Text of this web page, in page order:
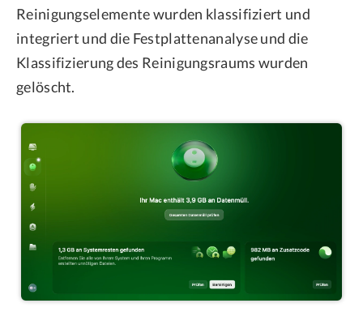
Reinigungselemente wurden klassifiziert und
integriert und die Festplattenanalyse und die
Klassifizierung des Reinigungsraums wurden
gelöscht.